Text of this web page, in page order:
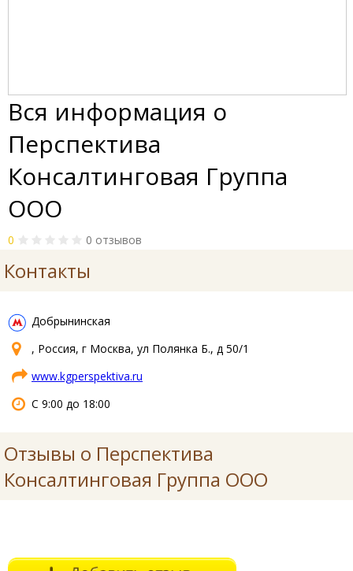
Вся информация о
Перспектива
Консалтинговая Группа
ООО
0 0 отзывов
Контакты
Добрынинская
, Россия, г Москва, ул Полянка Б., д 50/1
www.kgperspektiva.ru
С 9:00 до 18:00
Отзывы о Перспектива
Консалтинговая Группа ООО